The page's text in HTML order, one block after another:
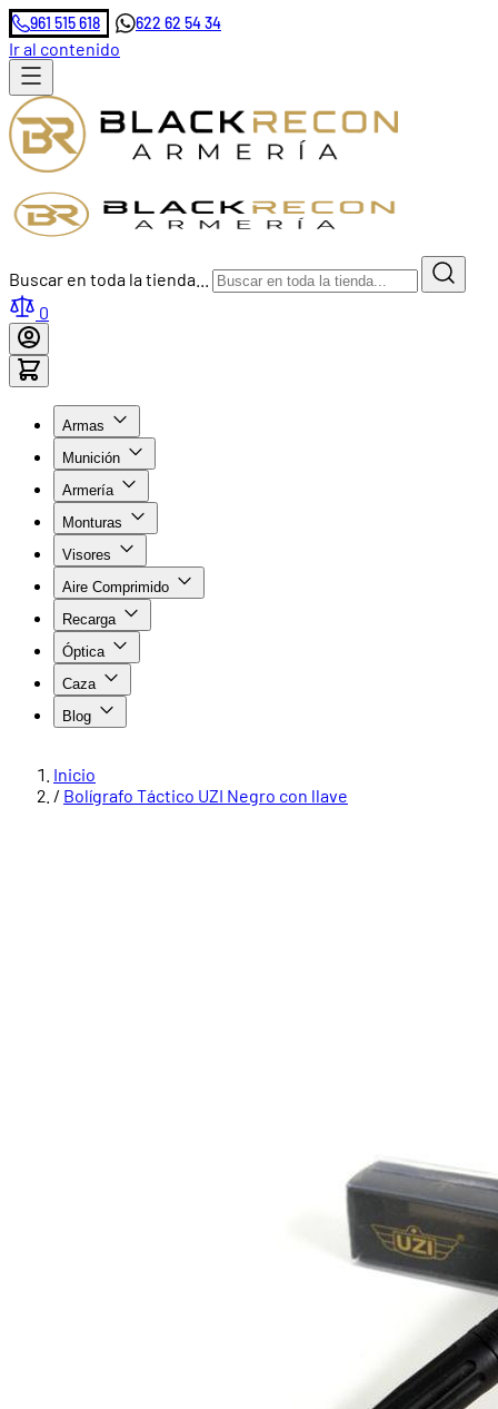
961 515 618 622 62 54 34
Ir al contenido
Buscar en toda la tienda...
0
Armas
Munición
Armería
Monturas
Visores
Aire Comprimido
Recarga
Óptica
Caza
Blog
Inicio
/ Bolígrafo Táctico UZI Negro con llave